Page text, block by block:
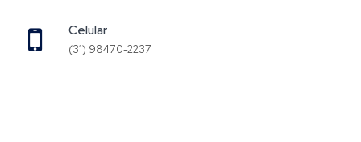
Celular
(31) 98470-2237